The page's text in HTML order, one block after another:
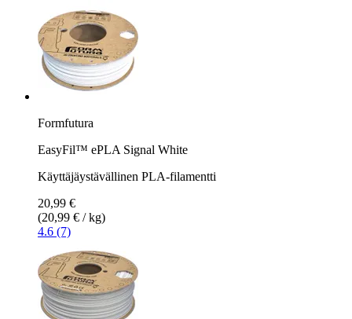
Formfutura
EasyFil™ ePLA Signal White
Käyttäjäystävällinen PLA-filamentti
20,99 €
(20,99 € / kg)
4.6 (7)